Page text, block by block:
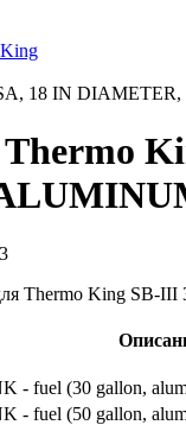
18 IN
Thermo
- fuel (30 gallon,
- fuel (50 gallon,